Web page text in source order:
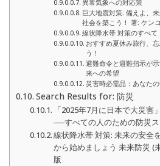
異常気象への対応策
巨大地震対策: 備えよ、
社会を築こう！ 著: ケン
線状降水帯 対策のすべて
おすすめ夏休み旅行、
う！
避難命令と避難指示が
来への希望
災害時必需品：あなた
Search Results for: 防災
「2025年7月に日本で大災害
──すべての人のための防災
線状降水帯 対策: 未来の安全
から始めましょう 未来防災 (
版